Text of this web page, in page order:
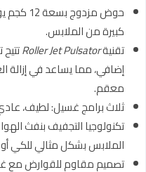
حوض
كبيرة من الملابس.
تقنيةRoller Jet Pulsator
إضافي، مما يساعد في إزالة
معقم.
ثلاث برامج غسيل: لطيف،
تكنولوجيا التجفيف بنفث
الملابس بشكل مثالي للكي أو